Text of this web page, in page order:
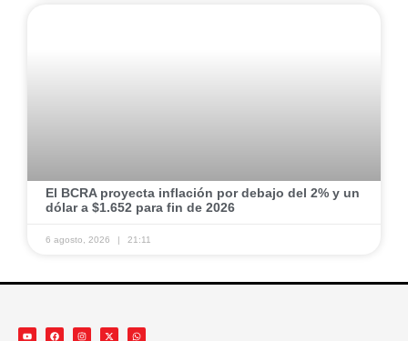
El BCRA proyecta inflación por debajo del 2% y un
dólar a $1.652 para fin de 2026
6 agosto, 2026 21:11